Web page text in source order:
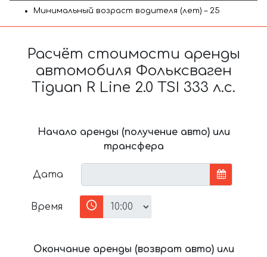
Минимальный возраст водителя (лет) – 25
Расчёт стоимости аренды
автомобиля Фольксваген
Tiguan R Line 2.0 TSI 333 л.с.
Начало аренды (получение авто) или
трансфера
Дата
Время
Окончание аренды (возврат авто) или